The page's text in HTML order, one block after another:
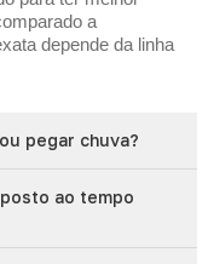
a
depende da linha
pegar chuva?
ao tempo